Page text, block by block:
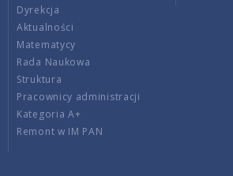
Dyrekcja
Aktualności
Matematycy
Rada Naukowa
Struktura
Pracownicy administracji
Kategoria A+
Remont w IM PAN